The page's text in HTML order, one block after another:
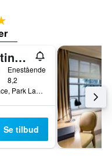
Intercontinental Hotels London Park Lane By IHG
Enestående
8,2
1 Hamilton Place, Park Lane, London, Storbritannien
Se tilbud